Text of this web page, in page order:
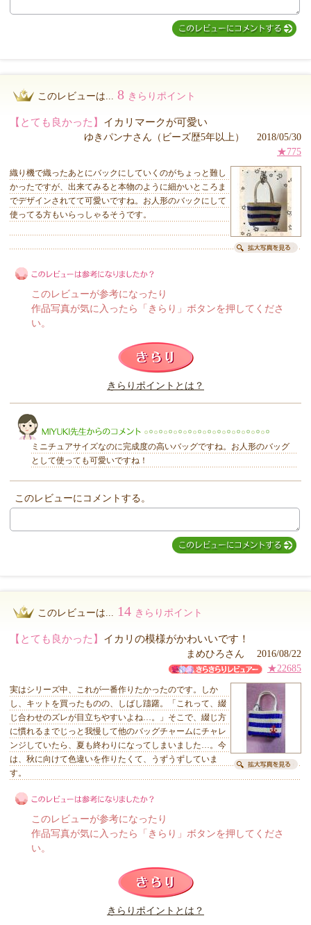
このレビューは... 8 きらりポイント
【とても良かった】 イカリマークが可愛い
ゆきパンナさん（ビーズ歴5年以上） 2018/05/30
★775
織り機で織ったあとにバックにしていくのがちょっと難し
かったですが、出来てみると本物のように細かいところま
でデザインされてて可愛いですね。お人形のバックにして
使ってる方もいらっしゃるそうです。
このレビューは参考になりましたか？
このレビューが参考になったり
作品写真が気に入ったら「きらり」ボタンを押してくださ
い。
きらり
きらりポイントとは？
ミニチュアサイズなのに完成度の高いバッグですね。お人形のバッグ
として使っても可愛いですね！
このレビューにコメントする。
このレビューは... 14 きらりポイント
【とても良かった】 イカリの模様がかわいいです！
まめひろさん 2016/08/22
★22685
実はシリーズ中、これが一番作りたかったのです。しか
し、キットを買ったものの、しばし躊躇。「これって、綴
じ合わせのズレが目立ちやすいよね…。」そこで、綴じ方
に慣れるまでじっと我慢して他のバッグチャームにチャレ
ンジしていたら、夏も終わりになってしまいました…。今
は、秋に向けて色違いを作りたくて、うずうずしていま
す。
このレビューは参考になりましたか？
このレビューが参考になったり
作品写真が気に入ったら「きらり」ボタンを押してくださ
い。
きらりポイントとは？